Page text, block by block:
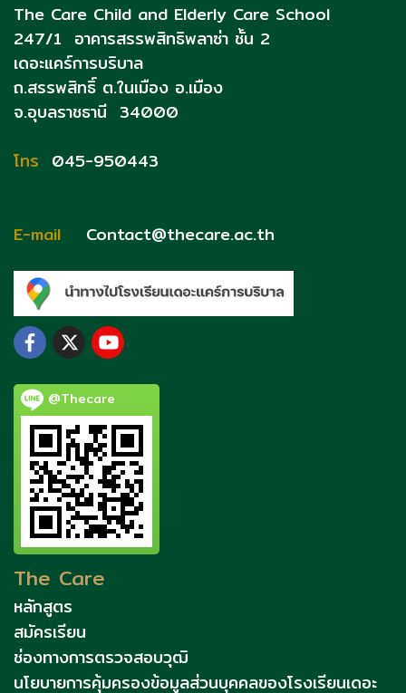
The Care Child and Elderly Care School
247/1 อาคารสรรพสิทธิพลาซ่า ชั้น 2
เดอะแคร์การบริบาล
ถ.สรรพสิทธิ์ ต.ในเมือง อ.เมือง
จ.อุบลราชธานี 34000
โทร 045-950443
E-mail
Contact@thecare.ac.th
@Thecare
The Care
หลักสูตร
สมัครเรียน
ช่องทางการตรวจสอบวุฒิ
นโยบายการคุ้มครองข้อมูลส่วนบุคคลของโรงเรียนเดอะ